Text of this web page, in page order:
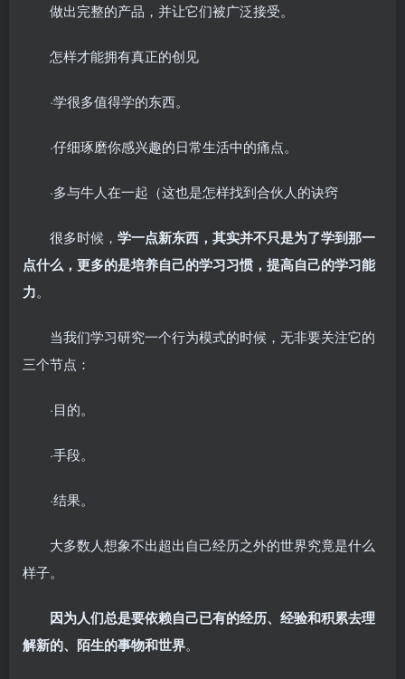
做出完整的产品，并让它们被广泛接受。
怎样才能拥有真正的创见
·学很多值得学的东西。
·仔细琢磨你感兴趣的日常生活中的痛点。
·多与牛人在一起（这也是怎样找到合伙人的诀窍
很多时候， 学一点新东西，其实并不只是为了学到那一
点什么，更多的是培养自己的学习习惯，提高自己的学习能
力。
当我们学习研究一个行为模式的时候，无非要关注它的
三个节点：
·目的。
·手段。
·结果。
大多数人想象不出超出自己经历之外的世界究竟是什么
样子。
因为人们总是要依赖自己已有的经历、经验和积累去理
解新的、陌生的事物和世界。